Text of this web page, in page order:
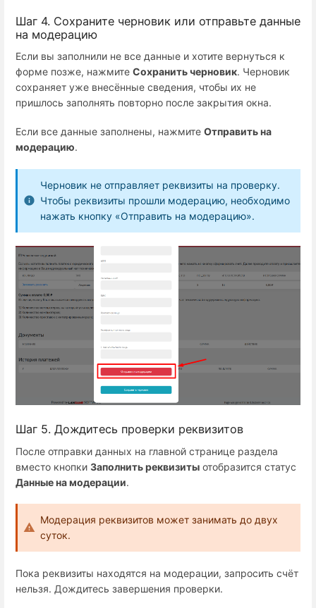
Шаг 4. Сохраните черновик или отправьте данные
на модерацию
Если вы заполнили не все данные и хотите вернуться к
форме позже, нажмите Сохранить черновик. Черновик
сохраняет уже внесённые сведения, чтобы их не
пришлось заполнять повторно после закрытия окна.
Если все данные заполнены, нажмите Отправить на
модерацию.
Черновик не отправляет реквизиты на проверку.
Чтобы реквизиты прошли модерацию, необходимо
нажать кнопку «Отправить на модерацию».
Шаг 5. Дождитесь проверки реквизитов
После отправки данных на главной странице раздела
вместо кнопки Заполнить реквизиты отобразится статус
Данные на модерации.
Модерация реквизитов может занимать до двух
суток.
Пока реквизиты находятся на модерации, запросить счёт
нельзя. Дождитесь завершения проверки.